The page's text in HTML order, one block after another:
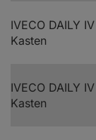
IVECO DAILY IV
Kasten
IVECO DAILY IV
Kasten